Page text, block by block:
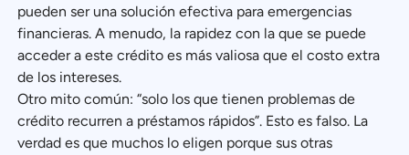
pueden ser una solución efectiva para emergencias
financieras. A menudo, la rapidez con la que se puede
acceder a este crédito es más valiosa que el costo extra
de los intereses.
Otro mito común: “solo los que tienen problemas de
crédito recurren a préstamos rápidos”. Esto es falso. La
verdad es que muchos lo eligen porque sus otras